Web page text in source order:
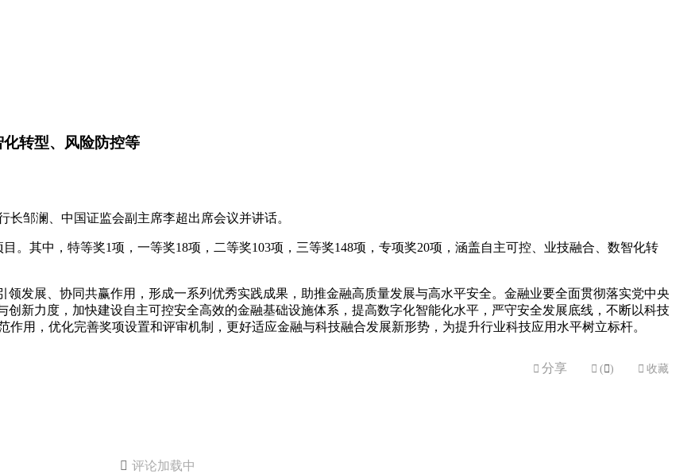
转型、风险防控等
邹澜、中国证监会副主席李超出席会议并讲话。
。其中，特等奖1项，一等奖18项，二等奖103项，三等奖148项，专项奖20项，涵盖自主可控、业技融合、数智化转
发展、协同共赢作用，形成一系列优秀实践成果，助推金融高质量发展与高水平安全。金融业要全面贯彻落实党中央
新力度，加快建设自主可控安全高效的金融基础设施体系，提高数字化智能化水平，严守安全发展底线，不断以科技
用，优化完善奖项设置和评审机制，更好适应金融与科技融合发展新形势，为提升行业科技应用水平树立标杆。
 分享  ( )  收藏
 评论加载中